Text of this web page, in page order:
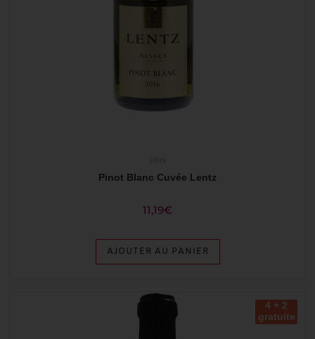
Pinot Blanc Cuvée Lentz
11,19€
AJOUTER AU PANIER
4 + 2
gratuite
s